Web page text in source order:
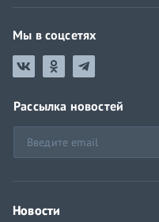
Мы в соцсетях
Рассылка новостей
Новости